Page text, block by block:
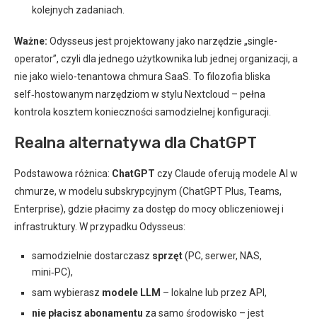
kolejnych zadaniach.
Ważne: Odysseus jest projektowany jako narzędzie „single-
operator”, czyli dla jednego użytkownika lub jednej organizacji, a
nie jako wielo-tenantowa chmura SaaS. To filozofia bliska
self‑hostowanym narzędziom w stylu Nextcloud – pełna
kontrola kosztem konieczności samodzielnej konfiguracji.
Realna alternatywa dla ChatGPT
Podstawowa różnica: ChatGPT czy Claude oferują modele AI w
chmurze, w modelu subskrypcyjnym (ChatGPT Plus, Teams,
Enterprise), gdzie płacimy za dostęp do mocy obliczeniowej i
infrastruktury. W przypadku Odysseus:
samodzielnie dostarczasz sprzęt(PC, serwer, NAS,
mini‑PC),
sam wybierasz modele LLM – lokalne lub przez API,
nie płacisz abonamentu za samo środowisko – jest